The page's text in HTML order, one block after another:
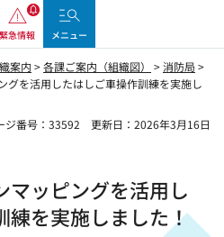
緊急情報 メニュー
案内 >各課ご案内（組織図） >消防局 >
グを活用したはしご車操作訓練を実施し
ジ番号：33592
更新日：2026年3月16日
マッピングを活用し
練を実施しました！